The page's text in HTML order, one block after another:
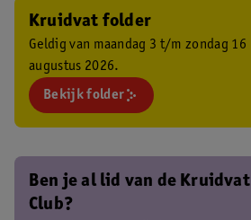
Kruidvat folder
Geldig van maandag 3 t/m zondag 16
augustus 2026.
Bekijk folder
Ben je al lid van de Kruidvat
Club?